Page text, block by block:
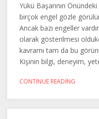
Yükü Başarının
birçok engel gözle
Ancak bazı engeller
olarak gösterilmesi
kavramı tam da bu
Kişinin bilgi, deneyim,
CONTINUE READING